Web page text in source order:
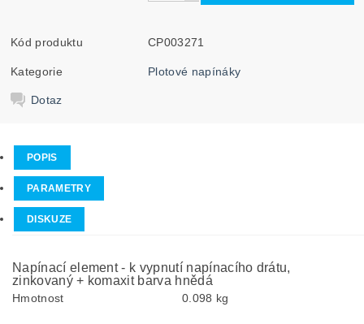
Kód produktu CP003271
Kategorie Plotové napínáky
Dotaz
POPIS
PARAMETRY
DISKUZE
Napínací element - k vypnutí napínacího drátu,
zinkovaný + komaxit barva hnědá
Hmotnost 0.098 kg